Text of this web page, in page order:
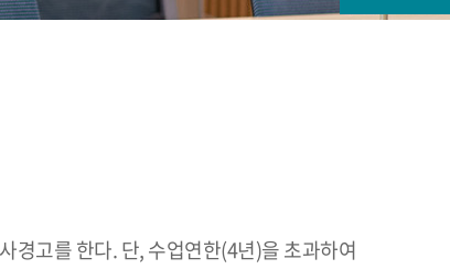
경고를 한다. 단, 수업연한(4년)을 초과하여